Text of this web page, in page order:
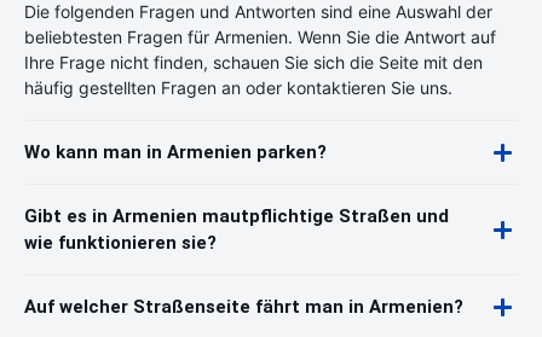
Die folgenden Fragen und Antworten sind eine Auswahl der
beliebtesten Fragen für Armenien. Wenn Sie die Antwort auf
Ihre Frage nicht finden, schauen Sie sich die Seite mit den
häufig gestellten Fragen an oder kontaktieren Sie uns.
Wo kann man in Armenien parken?
Gibt es in Armenien mautpflichtige Straßen und
wie funktionieren sie?
Auf welcher Straßenseite fährt man in Armenien?